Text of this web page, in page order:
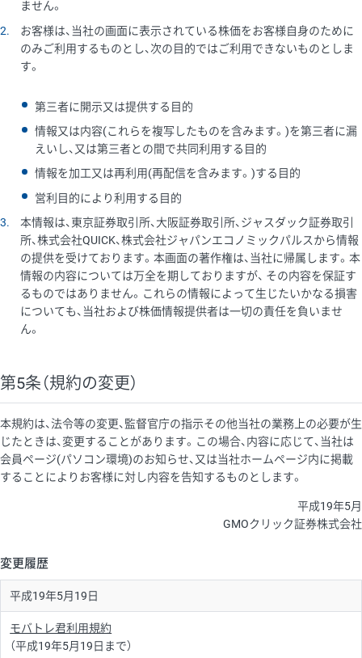
ません。
2
お客様は、当社の画面に表示されている株価をお客様自身のために
のみご利用するものとし、次の目的ではご利用できないものとしま
す。
第三者に開示又は提供する目的
情報又は内容(これらを複写したものを含みます。)を第三者に漏
えいし、又は第三者との間で共同利用する目的
情報を加工又は再利用(再配信を含みます。)する目的
営利目的により利用する目的
3
本情報は、東京証券取引所、大阪証券取引所、ジャスダック証券取引
所、株式会社QUICK、株式会社ジャパンエコノミックパルスから情報
の提供を受けております。本画面の著作権は、当社に帰属します。本
情報の内容については万全を期しておりますが、 その内容を保証す
るものではありません。これらの情報によって生じたいかなる損害
についても、当社および株価情報提供者は一切の責任を負いませ
ん。
第5条（規約の変更）
本規約は、法令等の変更、監督官庁の指示その他当社の業務上の必要が生
じたときは、変更することがあります。この場合、内容に応じて、当社は
会員ページ(パソコン環境)のお知らせ、又は当社ホームページ内に掲載
することによりお客様に対し内容を告知するものとします。
平成19年5月
GMOクリック証券株式会社
変更履歴
平成19年5月19日
モバトレ君利用規約
（平成19年5月19日まで）